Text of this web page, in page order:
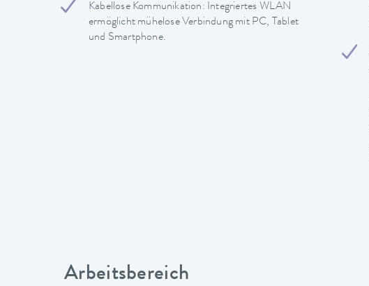
Kabellose Kommunikation: Integriertes WLAN
ermöglicht mühelose Verbindung mit PC, Tablet
und Smartphone.
Arbeitsbereich